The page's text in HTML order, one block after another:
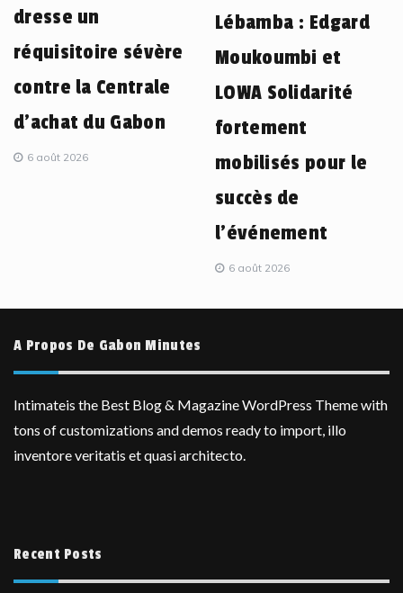
dresse un
réquisitoire sévère
contre la Centrale
d’achat du Gabon
6 août 2026
Lébamba : Edgard
Moukoumbi et
LOWA Solidarité
fortement
mobilisés pour le
succès de
l’événement
6 août 2026
A Propos De Gabon Minutes
Intimateis the Best Blog & Magazine WordPress Theme with
tons of customizations and demos ready to import, illo
inventore veritatis et quasi architecto.
Recent Posts